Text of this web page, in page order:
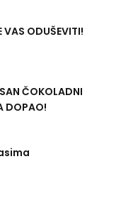
VAS ODUŠEVITI!
ČOKOLADNI
DOPAO!